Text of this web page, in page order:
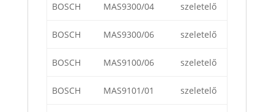
BOSCH MAS9300/04 szeletelő
BOSCH MAS9300/06 szeletelő
BOSCH MAS9100/06 szeletelő
BOSCH MAS9101/01 szeletelő